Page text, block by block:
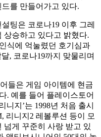
를 만들어가고 있다.
팅은 코로나19 이후 그레
상승하고 있다고 밝혔다.
식에 억눌렸던 호기심과
, 코로나19까지 맞물리며
들은 게임 아이템에 현금
. 예를 들어 플레이스토어
니지’는 1998년 처음 출시
리니지2 레볼루션 등이 모
넘게 꾸준히 사랑 받고 있